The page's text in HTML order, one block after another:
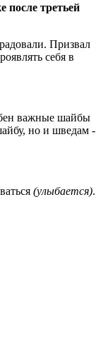
после третьей
Призвал
себя в
важные шайбы
но и шведам -
(улыбается).